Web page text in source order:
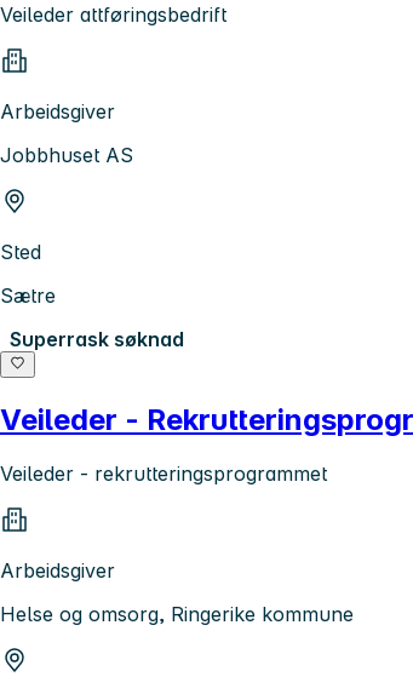
Veileder attføringsbedrift
Arbeidsgiver
Jobbhuset AS
Sted
Sætre
Superrask søknad
Veileder -
Veileder - rekrutteringsprogrammet
Arbeidsgiver
Helse og omsorg, Ringerike kommune